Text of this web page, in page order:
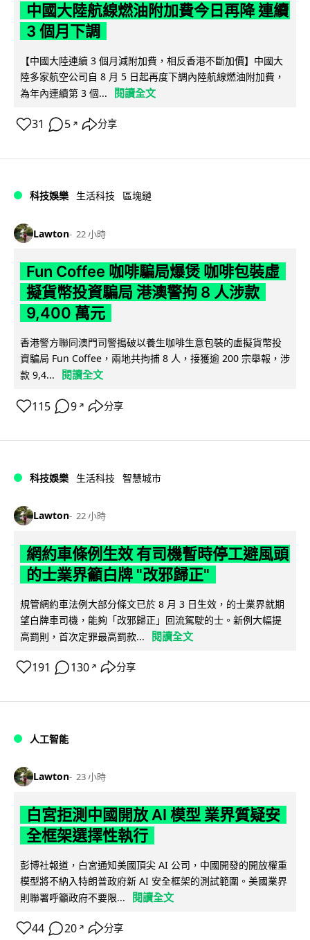
中國大陸航線燃油附加費今日再降 連續
3 個月下調
【中國大陸連續 3 個月減附加費，相反香港不斷加價】中國大
陸多家航空公司自 8 月 5 日起再度下調內陸航線燃油附加費，
為年內連續第 3 個...
閱讀全文
31 5 ↗ 分享
科技娛樂 生活科技 區塊鏈
Lawton 22 小時
Fun Coffee 咖啡騙局爆煲 咖啡包裝虛
擬貨幣投資騙局 港澳警拘 8 人涉款
9,400 萬元
香港警方聯同澳門司警搗破以養生咖啡生意包裝的虛擬貨幣投
資騙局 Fun Coffee，兩地共拘捕 8 人，接獲逾 200 宗舉報，涉
款 9,4...
閱讀全文
115 9 ↗ 分享
科技娛樂 生活科技 智慧城市
Lawton 22 小時
網約車條例生效 有司機暫時停工避風頭
的士業界籲白牌 "改邪歸正"
規管網約車法例大部分條文已於 8 月 3 日生效，的士業界就期
望白牌車司機，能夠「改邪歸正」回流駕駛的士。新例大幅提
高罰則，首次定罪最高罰款...
閱讀全文
191 130 ↗ 分享
人工智能
Lawton 23 小時
白宮拒測中國開放 AI 模型 業界質疑安
全框架選擇性執行
彭博社報道，白宮通知美國頂尖 AI 公司，中國開發的開放權重
模型將不納入特朗普政府新 AI 安全框架的測試範圍。美國業界
則聯署呼籲政府不要限...
閱讀全文
44 20 ↗ 分享